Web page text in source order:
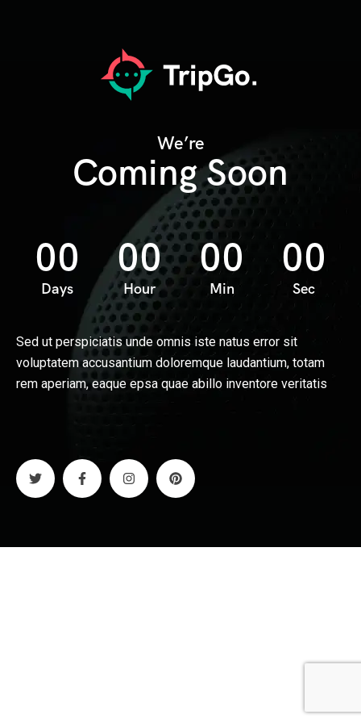
We’re
Coming Soon
00
Days
00
Hour
00
Min
00
Sec
Sed ut perspiciatis unde omnis iste natus error sit
voluptatem accusantium doloremque laudantium, totam
rem aperiam, eaque epsa quae abillo inventore veritatis